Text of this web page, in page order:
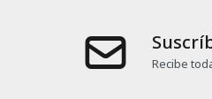
Recibe